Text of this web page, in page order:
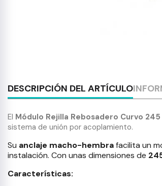
DESCRIPCIÓN DEL ARTÍCULO
El Módulo Rejilla Rebosadero Curvo 245
sistema de unión por acoplamiento.
Su anclaje macho-hembrafacilita un
instalación. Con unas dimensiones de
Características: